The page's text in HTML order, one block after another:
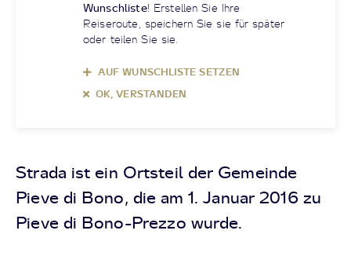
Wunschliste! Erstellen Sie Ihre
Reiseroute, speichern Sie sie für später
oder teilen Sie sie.
AUF WUNSCHLISTE SETZEN
OK, VERSTANDEN
Strada ist ein Ortsteil der Gemeinde
Pieve di Bono, die am 1. Januar 2016 zu
Pieve di Bono-Prezzo wurde.